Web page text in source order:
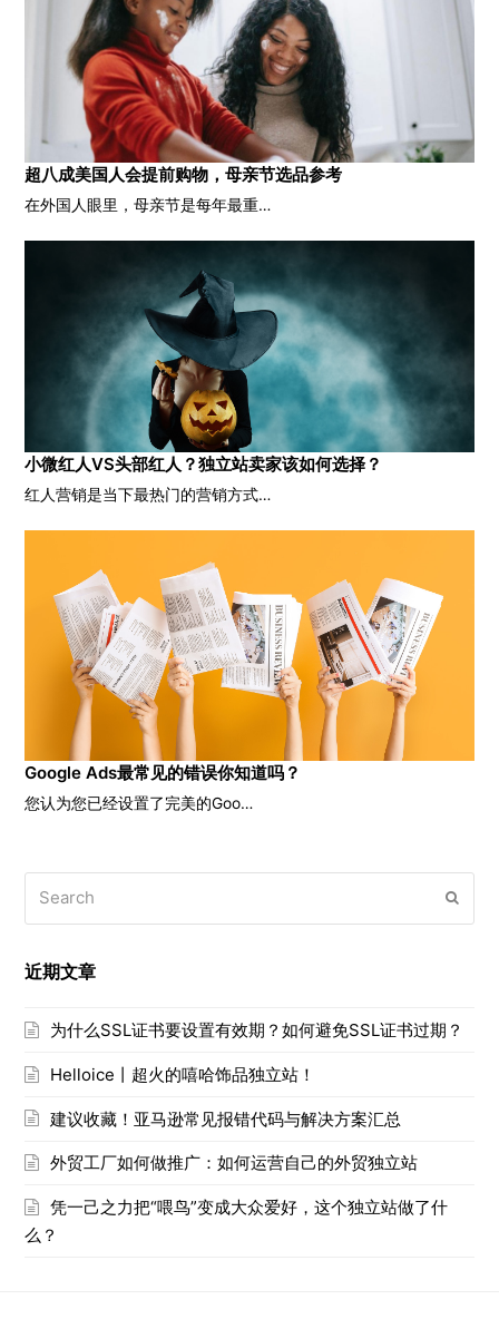
超八成美国人会提前购物，母亲节选品参考
在外国人眼里，母亲节是每年最重…
小微红人VS头部红人？独立站卖家该如何选择？
红人营销是当下最热门的营销方式…
Google Ads最常见的错误你知道吗？
您认为您已经设置了完美的Goo…
近期文章
为什么SSL证书要设置有效期？如何避免SSL证书过期？
Helloice丨超火的嘻哈饰品独立站！
建议收藏！亚马逊常见报错代码与解决方案汇总
外贸工厂如何做推广：如何运营自己的外贸独立站
凭一己之力把“喂鸟”变成大众爱好，这个独立站做了什
么？